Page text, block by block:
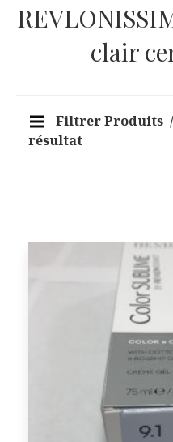
clair
Filtrer Produits
résultat